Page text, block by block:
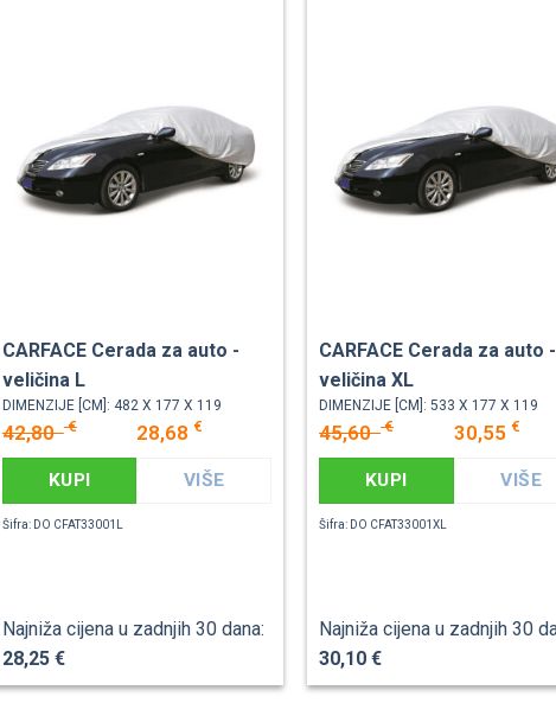
CARFACE Cerada za auto -
veličina L
DIMENZIJE [CM]: 482 X 177 X 119
42,80€ 28,68 €
KUPI VIŠE
Šifra: DO CFAT33001L
Najniža cijena u zadnjih 30 dana:
28,25 €
CARFACE Cerada za auto -
veličina XL
DIMENZIJE [CM]: 533 X 177 X 119
45,60€ 30,55 €
KUPI VIŠE
Šifra: DO CFAT33001XL
Najniža cijena u zadnjih 30
30,10 €